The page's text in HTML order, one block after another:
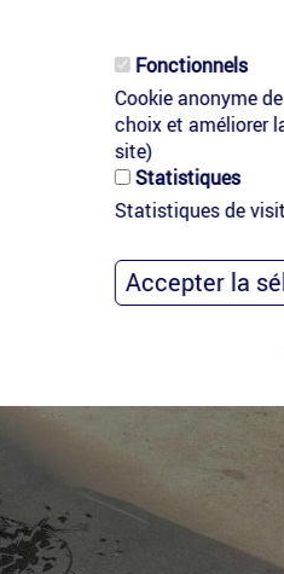
Fonctionnels
Cookie anonyme
choix et améliorer
site)
Statistiques
Statistiques de
Accepter la
promouvoir un produit, une
vous permettera alors de
fréqeuntes. Il vous